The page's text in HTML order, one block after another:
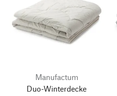
Manufactum
Duo-Winterdecke